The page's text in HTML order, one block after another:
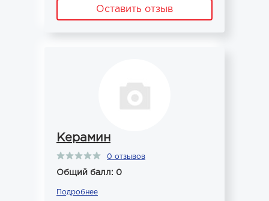
Оставить отзыв
Керамин
0 отзывов
Общий балл: 0
Подробнее